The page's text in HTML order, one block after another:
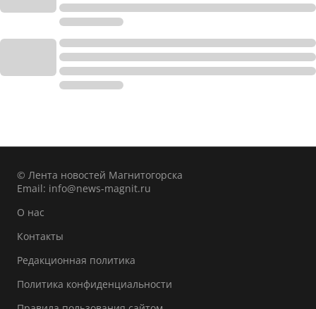
© Лента новостей Магнитогорска
Email: info@news-magnit.ru
О нас
Контакты
Редакционная политика
Политика конфиденциальности